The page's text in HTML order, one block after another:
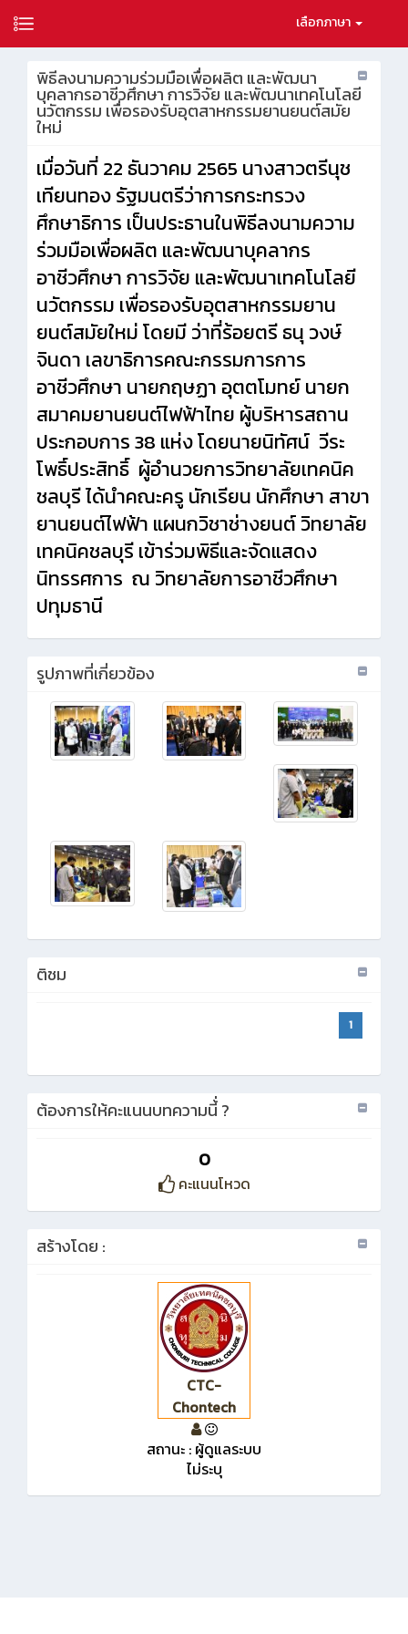
เลือกภาษา
พิธีลงนามความร่วมมือเพื่อผลิต และพัฒนา
บุคลากรอาชีวศึกษา การวิจัย และพัฒนาเทคโนโลยี
นวัตกรรม เพื่อรองรับอุตสาหกรรมยานยนต์สมัย
ใหม่
เมื่อวันที่22 ธันวาคม 2565 นางสาวตรีนุช
เทียนทอง รัฐมนตรีว่าการกระทรวง
ศึกษาธิการ เป็นประธานในพิธีลงนามความ
ร่วมมือเพื่อผลิต และพัฒนาบุคลากร
อาชีวศึกษา การวิจัย และพัฒนาเทคโนโลยี
นวัตกรรม เพื่อรองรับอุตสาหกรรมยาน
ยนต์สมัยใหม่ โดยมี ว่าที่ร้อยตรี ธนุ วงษ์
จินดา เลขาธิการคณะกรรมการการ
อาชีวศึกษา นายกฤษฏา อุตตโมทย์ นายก
สมาคมยานยนต์ไฟฟ้าไทย ผู้บริหารสถาน
ประกอบการ38 แห่ง โดยนายนิทัศน์ วีระ
โพธิ์ประสิทธิ์ ผู้อำนวยการวิทยาลัยเทคนิค
ชลบุรีได้นำคณะครู นักเรียน นักศึกษา สาขา
ยานยนต์ไฟฟ้า แผนกวิชาช่างยนต์ วิทยาลัย
เทคนิคชลบุรี เข้าร่วมพิธีและจัดแสดง
นิทรรศการ ณ วิทยาลัยการอาชีวศึกษา
ปทุมธานี
รูปภาพที่เกี่ยวข้อง
ติชม
1
ต้องการให้คะแนนบทความนี้่ ?
0
คะแนนโหวด
สร้างโดย :
CTC-
Chontech
สถานะ : ผู้ดูแลระบบ
ไม่ระบุ